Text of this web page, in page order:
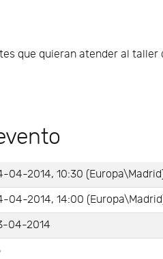
que quieran atender al taller
04-2014, 10:30
04-2014, 14:00
04-2014